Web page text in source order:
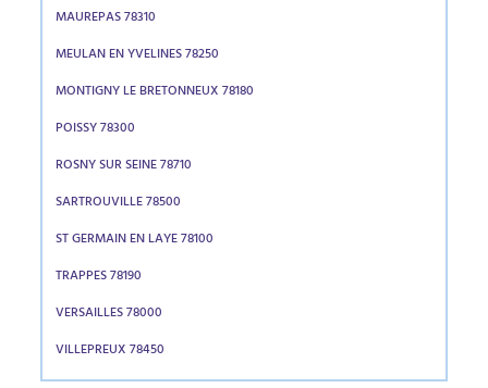
MAUREPAS 78310
MEULAN EN YVELINES 78250
MONTIGNY LE BRETONNEUX 78180
POISSY 78300
ROSNY SUR SEINE 78710
SARTROUVILLE 78500
ST GERMAIN EN LAYE 78100
TRAPPES 78190
VERSAILLES 78000
VILLEPREUX 78450